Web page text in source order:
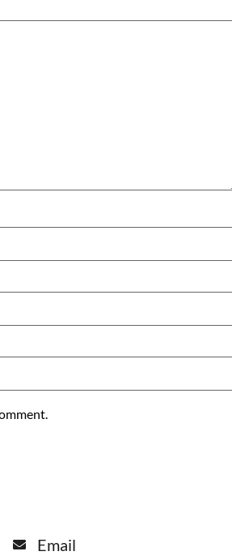
Email